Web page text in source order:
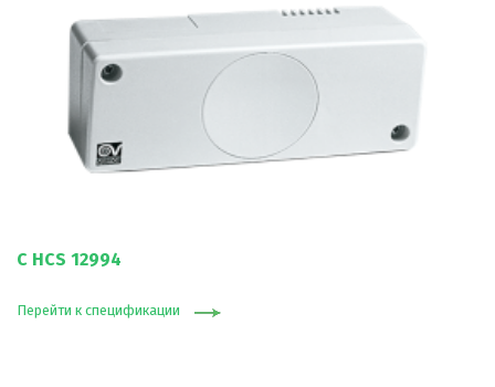
C HCS 12994
Перейти к спецификации